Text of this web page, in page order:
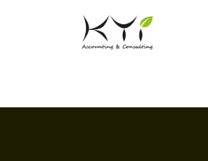
ス
ン